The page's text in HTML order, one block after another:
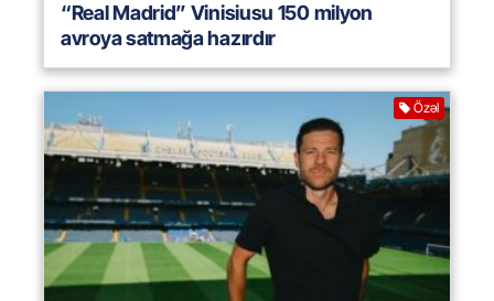
“Real Madrid” Vinisiusu 150 milyon
avroya satmağa hazırdır
Özəl